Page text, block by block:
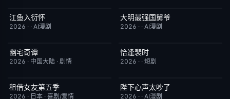
完结
江鱼入衍怀
2026 · · AI漫剧
完结
大明最强国舅爷
2026 · · AI漫剧
更新至第14集
幽宅奇谭
2026 · 中国大陆 · 剧情
完结
恰逢裴时
2026 · · 短剧
已完结
租借女友第五季
2026 · 日本 · 喜剧/爱情
完结
陛下心声太吵了
2026 · · AI漫剧